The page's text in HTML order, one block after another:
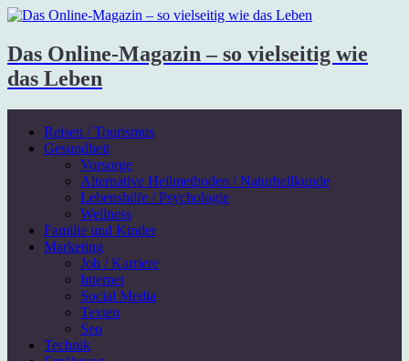
Das Online-Magazin – so vielseitig wie
das Leben
Reisen / Tourismus
Gesundheit
Vorsorge
Alternative Heilmethoden / Naturheilkunde
Lebenshilfe / Psychologie
Wellness
Familie und Kinder
Marketing
Job / Karriere
Internet
Social Media
Texten
Seo
Technik